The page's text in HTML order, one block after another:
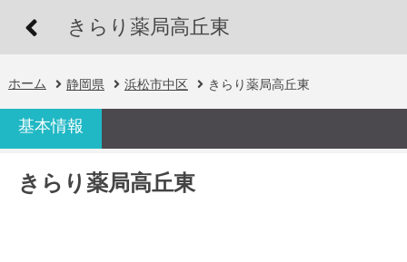
きらり薬局高丘東
ホーム 静岡県 浜松市中区 きらり薬局高丘東
基本情報
きらり薬局高丘東